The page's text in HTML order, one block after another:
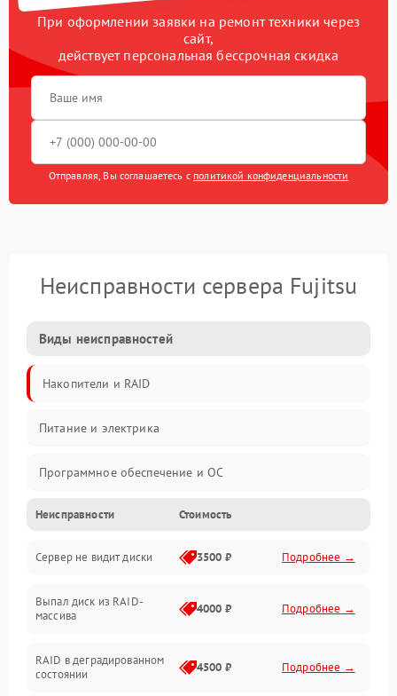
При оформлении заявки на ремонт техники через
сайт,
действует персональная бессрочная скидка
Отправляя, Вы соглашаетесь с политикой конфиденциальности
Неисправности сервера Fujitsu
Виды неисправностей
Накопители и RAID
Питание и электрика
Программное обеспечение и ОС
Охлаждение и температура
Материнская плата и процессор
Сеть и коммуникации
Неисправности Стоимость
Сервер не видит диски 3500 ₽ Подробнее →
Выпал диск из RAID-
массива
4000 ₽ Подробнее →
RAID в деградированном
состоянии
4500 ₽ Подробнее →